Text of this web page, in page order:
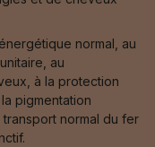
normal, au
au
à la protection
pigmentation
normal du fer